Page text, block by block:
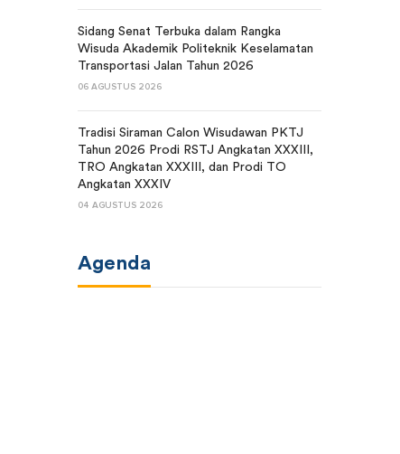
Sidang Senat Terbuka dalam Rangka
Wisuda Akademik Politeknik Keselamatan
Transportasi Jalan Tahun 2026
06 AGUSTUS 2026
Tradisi Siraman Calon Wisudawan PKTJ
Tahun 2026 Prodi RSTJ Angkatan XXXIII,
TRO Angkatan XXXIII, dan Prodi TO
Angkatan XXXIV
04 AGUSTUS 2026
Agenda